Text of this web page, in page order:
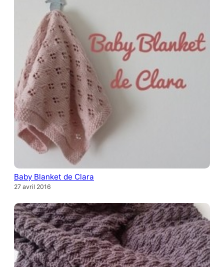
Baby Blanket de Clara
27 avril 2016